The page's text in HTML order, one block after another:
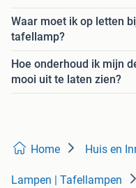
Waar moet ik op letten
tafellamp?
Hoe onderhoud ik mijn
mooi uit te laten zien?
Home Huis en
Lampen | Tafellampen